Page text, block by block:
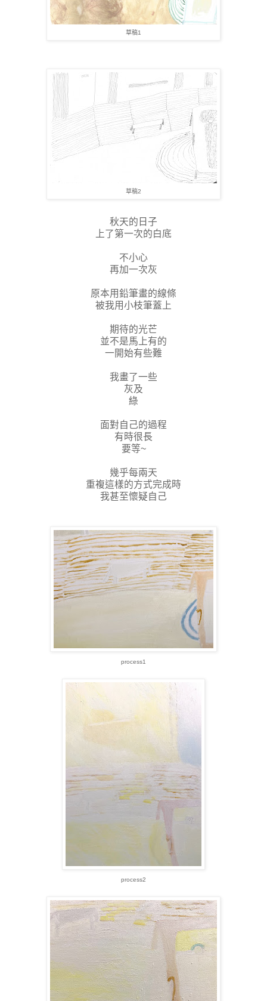
草稿1
草稿2
秋天的日子
上了第一次的白底
不小心
再加一次灰
原本用鉛筆畫的線條
被我用小枝筆蓋上
期待的光芒
並不是馬上有的
一開始有些難
我畫了一些
灰及
綠
面對自己的過程
有時很長
要等~
幾乎每兩天
重複這樣的方式完成時
我甚至懷疑自己
process1
process2